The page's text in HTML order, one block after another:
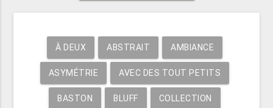
À DEUX ABSTRAIT AMBIANCE
ASYMÉTRIE AVEC DES TOUT PETITS
BASTON BLUFF COLLECTION